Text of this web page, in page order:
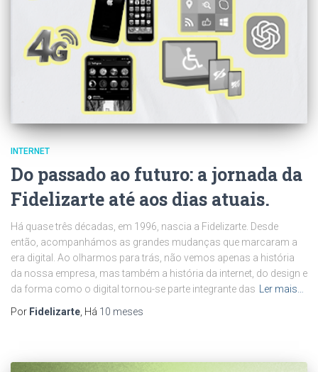
INTERNET
Do passado ao futuro: a jornada da
Fidelizarte até aos dias atuais.
Há quase três décadas, em 1996, nascia a Fidelizarte. Desde
então, acompanhámos as grandes mudanças que marcaram a
era digital. Ao olharmos para trás, não vemos apenas a história
da nossa empresa, mas também a história da internet, do design e
da forma como o digital tornou-se parte integrante das Ler mais…
Por Fidelizarte, Há 10 meses